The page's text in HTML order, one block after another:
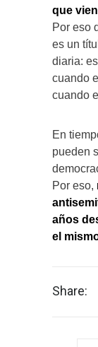
que
Por eso
es un
diaria:
cuando
cuando
En
pueden
Por eso,
años
el
Share: